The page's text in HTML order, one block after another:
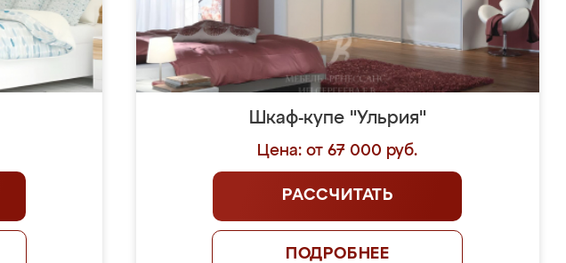
Шкаф-купе "Ульрия"
Цена: от 67 000 руб.
РАССЧИТАТЬ
ПОДРОБНЕЕ